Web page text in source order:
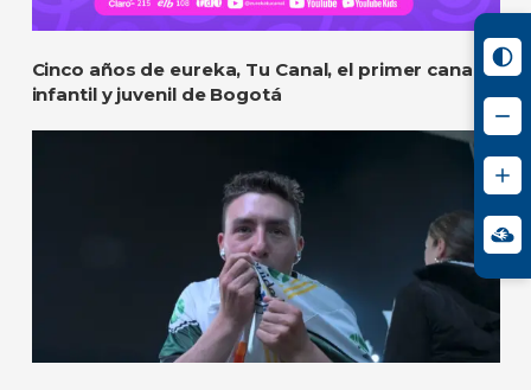
Cinco años de eureka, Tu Canal, el primer canal
infantil y juvenil de Bogotá